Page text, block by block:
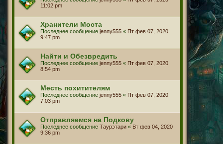
11:02 pm
Хранители Моста
Последнее сообщение jenny555 « Пт фев 07, 2020
9:47 pm
Найти и Обезвредить
Последнее сообщение jenny555 « Пт фев 07, 2020
8:54 pm
Месть похитителям
Последнее сообщение jenny555 « Пт фев 07, 2020
7:03 pm
Отправляемся на Подкову
Последнее сообщение Таурэтари « Вт фев 04, 2020
9:36 pm